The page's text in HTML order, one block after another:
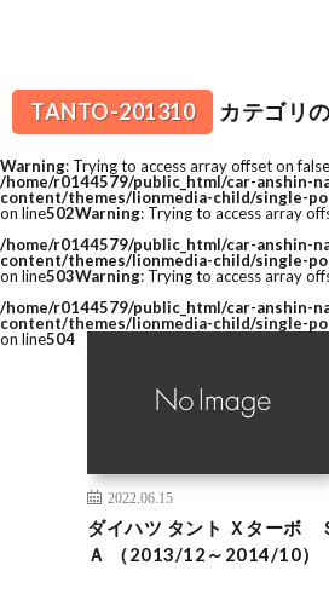
TANTO-201310 カテゴリ
Warning: Trying to access array offset on
/home/r0144579/public_html/car-anshin-
content/themes/lionmedia-child/single-
on line502Warning: Trying to access array
/home/r0144579/public_html/car-anshin-
content/themes/lionmedia-child/single-
on line503Warning: Trying to access array
/home/r0144579/public_html/car-anshin-
content/themes/lionmedia-child/single-
on line504
2022.06.15
ダイハツ タント Ｘターボ
Ａ （2013/12～2014/10）